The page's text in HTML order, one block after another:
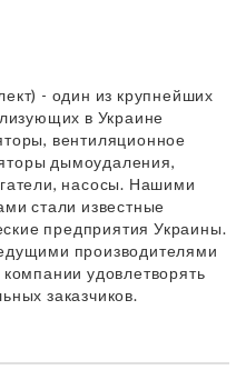
- один из крупнейших
в Украине
вентиляционное
дымоудаления,
насосы. Нашими
стали известные
предприятия Украины.
производителями
удовлетворять
заказчиков.